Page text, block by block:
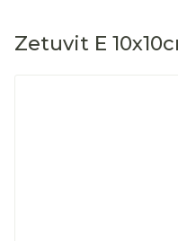
Zetuvit E